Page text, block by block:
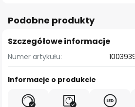
Podobne produkty
Szczegółowe informacje
Numer artykułu:
Informacje o produkcie